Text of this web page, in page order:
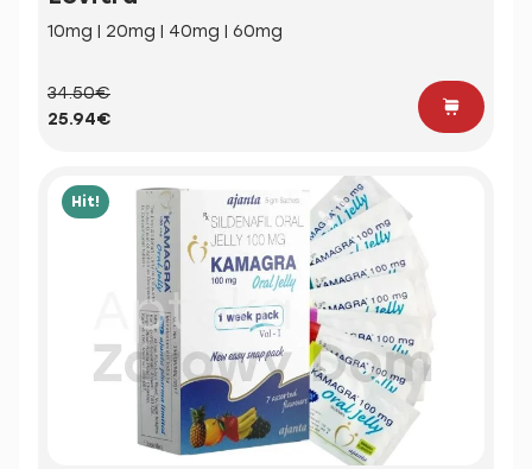
10mg | 20mg | 40mg | 60mg
34.50€
25.94€
Hit!